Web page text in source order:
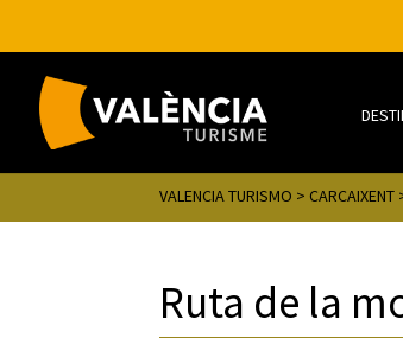
VALENCIA TURISMO >CARCAIXENT
Ruta de la